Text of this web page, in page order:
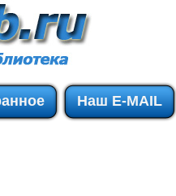
Наш E-MAIL